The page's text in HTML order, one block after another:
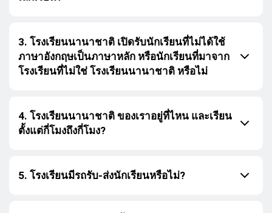
3. โรงเรียนนานาชาติ เปิดรับนักเรียนที่ไม่ได้ใช้
ภาษาอังกฤษเป็นภาษาหลัก หรือนักเรียนที่มาจาก
โรงเรียนที่ไม่ใช่ โรงเรียนนานาชาติ หรือไม่
4. โรงเรียนนานาชาติ ของเราอยู่ที่ไหน และเรียน
ตั้งแต่กี่โมงถึงกี่โมง?
5. โรงเรียนมีรถรับ-ส่งนักเรียนหรือไม่?